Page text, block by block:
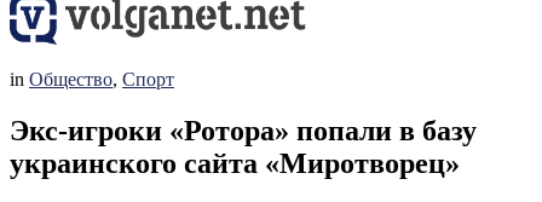
in Общество, Спорт
Экс-игроки «Ротора» попали в базу
украинского сайта «Миротворец»